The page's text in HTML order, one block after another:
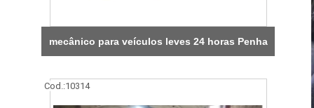
mecânico para veículos leves 24 horas Penha
Cod.:10314